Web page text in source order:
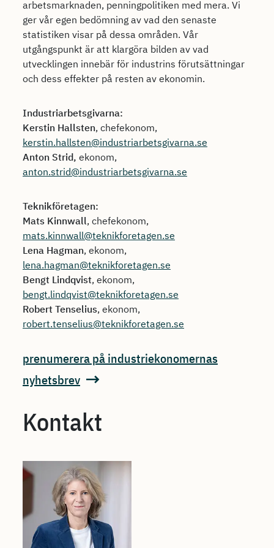
arbetsmarknaden, penningpolitiken med mera. Vi
ger vår egen bedömning av vad den senaste
statistiken visar på dessa områden. Vår
utgångspunkt är att klargöra bilden av vad
utvecklingen innebär för industrins förutsättningar
och dess effekter på resten av ekonomin.
Industriarbetsgivarna:
Kerstin Hallsten, chefekonom,
kerstin.hallsten@industriarbetsgivarna.se
Anton Strid, ekonom,
anton.strid@industriarbetsgivarna.se
Teknikföretagen:
Mats Kinnwall, chefekonom,
mats.kinnwall@teknikforetagen.se
Lena Hagman, ekonom,
lena.hagman@teknikforetagen.se
Bengt Lindqvist, ekonom,
bengt.lindqvist@teknikforetagen.se
Robert Tenselius, ekonom,
robert.tenselius@teknikforetagen.se
prenumerera på industriekonomernas
nyhetsbrev
Kontakt